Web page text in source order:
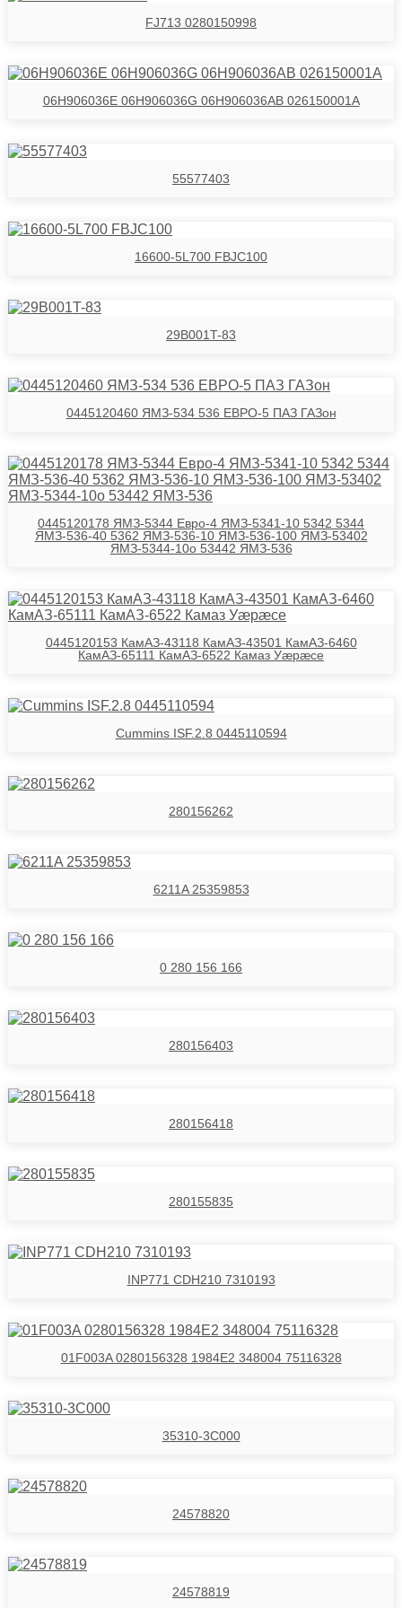
FJ713 0280150998
06H906036E 06H906036G 06H906036AB 026150001A
55577403
16600-5L700 FBJC100
29B001T-83
0445120460 ЯМЗ-534 536 ЕВРО-5 ПАЗ ГАЗон
0445120178 ЯМЗ-5344 Евро-4 ЯМЗ-5341-10 5342 5344
ЯМЗ-536-40 5362 ЯМЗ-536-10 ЯМЗ-536-100 ЯМЗ-53402
ЯМЗ-5344-10о 53442 ЯМЗ-536
0445120153 КамАЗ-43118 КамАЗ-43501 КамАЗ-6460
КамАЗ-65111 КамАЗ-6522 Камаз Уӕрӕсе
Cummins ISF.2.8 0445110594
280156262
6211A 25359853
0 280 156 166
280156403
280156418
280155835
INP771 CDH210 7310193
01F003A 0280156328 1984E2 348004 75116328
35310-3C000
24578820
24578819